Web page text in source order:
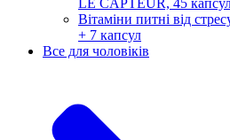
Вітаміни питні від
+ 7 капсул
Все для чоловіків